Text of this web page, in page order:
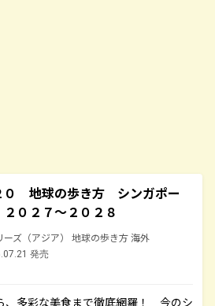
０ 地球の歩き方 シンガポー
０２７～２０２８
ーズ（アジア） 地球の歩き方 海外
発売
、多彩な美食まで徹底網羅！ 今のシ